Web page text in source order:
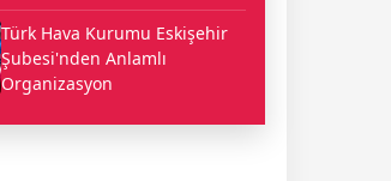
Türk Hava Kurumu Eskişehir
Şubesi'nden Anlamlı
Organizasyon